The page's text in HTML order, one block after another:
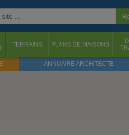
TERRAINS PLANS DE MAISONS
ANNUAIRE ARCHITECTE